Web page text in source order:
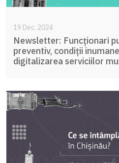
19 Dec. 2024
Newsletter: Funcționari
preventiv, condiții
digitalizarea serviciilor